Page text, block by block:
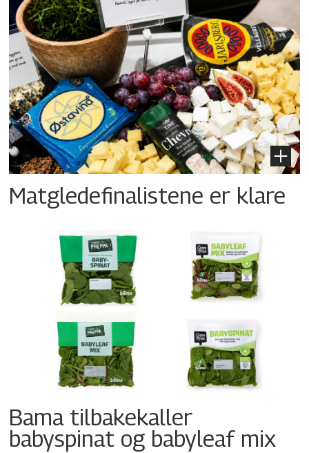
Matgledefinalistene er klare
Bama tilbakekaller
babyspinat og babyleaf mix